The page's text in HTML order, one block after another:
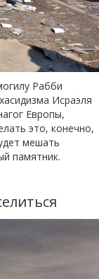
Рабби
Исраэля
Европы,
это, конечно,
мешать
памятник.